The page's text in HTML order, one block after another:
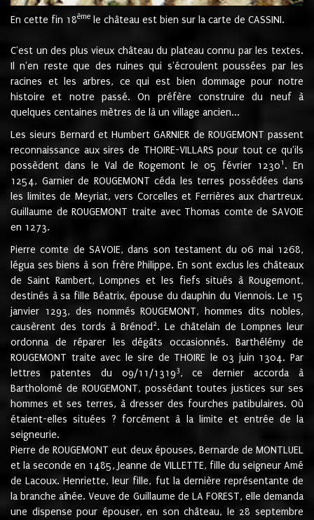
En cette fin 18ème le château est bien sur la carte de CASSINI.
C'est un des plus vieux château du plateau connu par les textes.
Il n'en reste que des ruines qui s'écroulent poussées par les
racines et les arbres, ce qui est bien dommage pour notre
histoire et notre passé. On préfère construire du neuf à
quelques centaines mètres de là un village ancien...
Les sieurs Bernard et Humbert GARNIER de ROUGEMONT passent
reconnaissance aux sires de THOIRE-VILLARS pour tout ce qu'ils
possèdent dans le Val de Rogemont le 05 février 12301 . En
1254, Garnier de ROUGEMONT céda les terres possédées dans
les limites de Meyriat, vers Corcelles et Ferrières aux chartreux.
Guillaume de ROUGEMONT traite avec Thomas comte de SAVOIE
en 1273.
Pierre comte de SAVOIE, dans son testament du 06 mai 1268,
légua ses biens à son frère Philippe. En sont exclus les châteaux
de Saint Rambert, Lompnes et les fiefs situés à Rougemont,
destinés à sa fille Béatrix, épouse du dauphin du Viennois. Le 15
janvier 1293, des nommés ROUGEMONT, hommes dits nobles,
causèrent des tords à Brénod 2. Le châtelain de Lompnes leur
ordonna de réparer les dégâts occasionnés. Barthélémy de
ROUGEMONT traite avec le sire de THOIRE le 03 juin 1304. Par
lettres patentes du 09/11/13193, ce dernier accorda à
Bartholomé de ROUGEMONT, possédant toutes justices sur ses
hommes et ses terres, à dresser des fourches patibulaires. Où
étaient-elles situées ? forcément à la limite et entrée de la
seigneurie.
Pierre de ROUGEMONT eut deux épouses, Bernarde de MONTLUEL
et la seconde en 1485, Jeanne de VILLETTE, fille du seigneur Amé
de Lacoux. Henriette, leur fille, fut la dernière représentante de
la branche aînée. Veuve de Guillaume de LA FOREST, elle demanda
une dispense pour épouser, en son château, le 28 septembre